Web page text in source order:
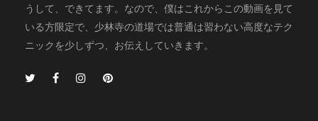
うして、できてます。なので、僕はこれからこの動画を見て
いる方限定で、少林寺の道場では普通は習わない高度なテク
ニックを少しずつ、お伝えしていきます。